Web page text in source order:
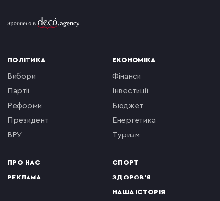
ПОЛІТИКА
вибори
партії
реформи
президент
ВРУ
ПРО НАС
РЕКЛАМА
ЕКОНОМІКА
фінанси
інвестиції
бюджет
енергетика
туризм
СПОРТ
ЗДОРОВ'Я
НАША ІСТОРІЯ